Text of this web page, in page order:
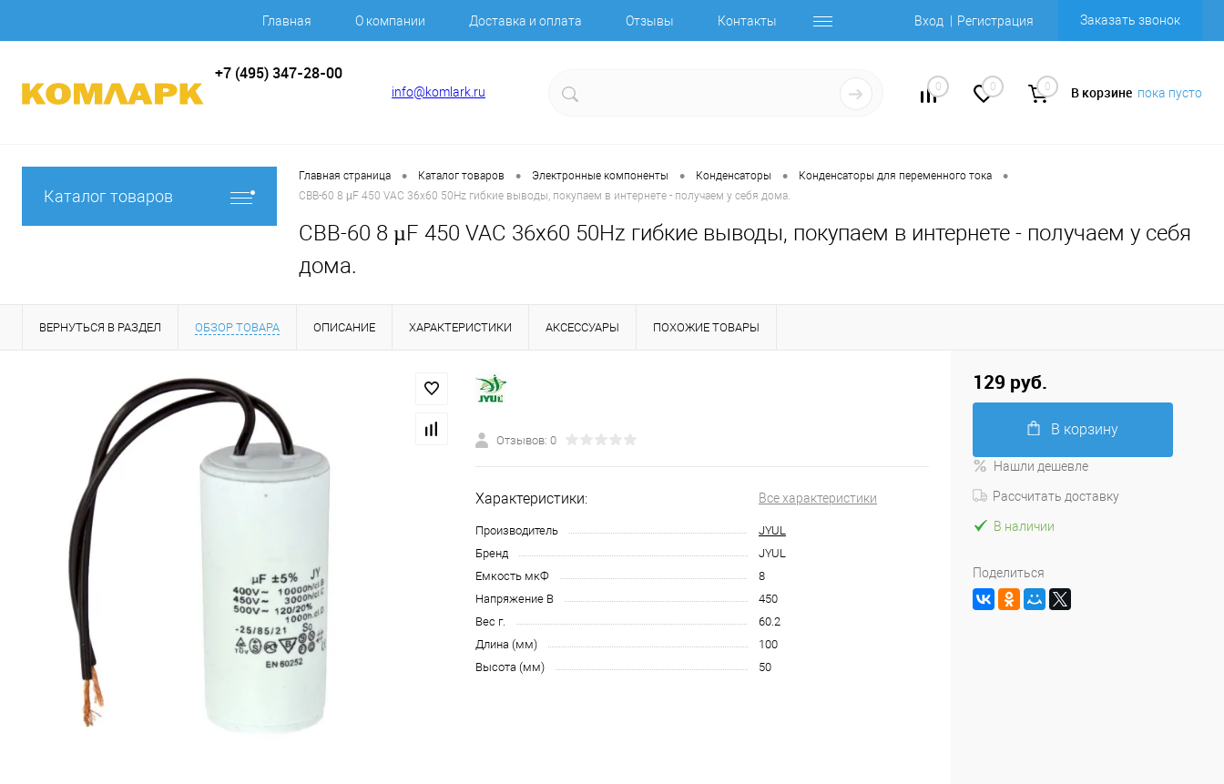
Главная О компании Доставка и оплата Отзывы Контакты Вход Регистрация Заказать звонок
+7 (495) 347-28-00
info@komlark.ru 0 0 0 В корзине пока пусто
Каталог товаров
Главная страница • Каталог товаров • Электронные компоненты • Конденсаторы • Конденсаторы для переменного тока •
CBB-60 8 µF 450 VAC 36x60 50Hz гибкие выводы, покупаем в интернете - получаем у себя дома.
CBB-60 8 µF 450 VAC 36x60 50Hz гибкие выводы, покупаем в интернете - получаем у себя
дома.
ВЕРНУТЬСЯ В РАЗДЕЛ ОБЗОР ТОВАРА ОПИСАНИЕ ХАРАКТЕРИСТИКИ АКСЕССУАРЫ ПОХОЖИЕ ТОВАРЫ
Отзывов: 0
Характеристики: Все характеристики
Производитель
JYUL
Бренд
JYUL
Емкость мкФ
8
Напряжение В
450
Вес г.
60.2
Длина (мм)
100
Высота (мм)
50
129 руб.
В корзину
Нашли дешевле
Рассчитать доставку
В наличии
Поделиться